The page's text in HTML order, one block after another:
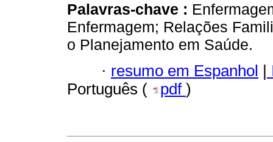
Palavras-chave :
Enfermagem; Relações
o Planejamento em Saúde.
· resumo em Espanhol |
Português (
pdf )